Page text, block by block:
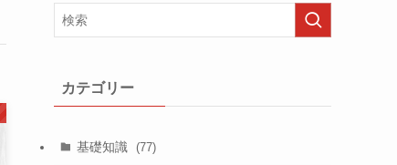
カテゴリー
基礎知識 (77)